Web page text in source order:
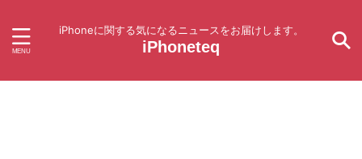
iPhoneに関する気になるニュースをお届けします。
iPhoneteq